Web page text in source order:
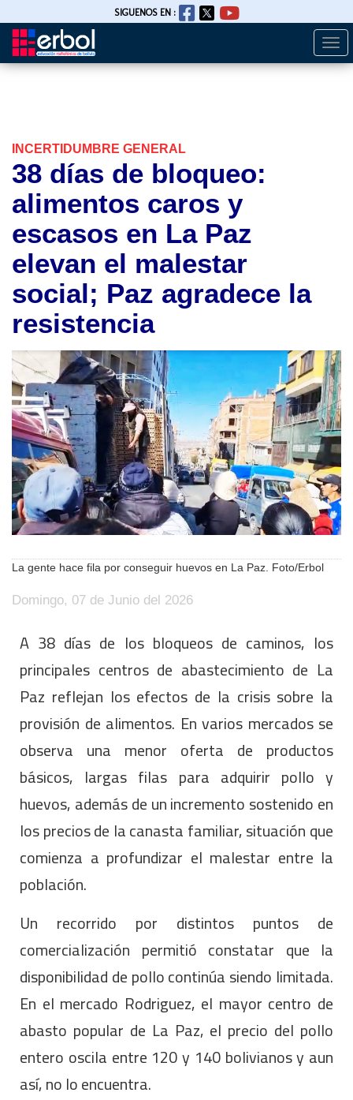
Pasar
SIGUENOS EN :
INCERTIDUMBRE GENERAL
38 días de bloqueo:
alimentos caros y
escasos en La Paz
elevan el malestar
social; Paz agradece la
resistencia
La gente hace fila por conseguir huevos en La Paz. Foto/Erbol
Domingo, 07 de Junio del 2026
A 38 días de los bloqueos de caminos, los
principales centros de abastecimiento de La
Paz reflejan los efectos de la crisis sobre la
provisión de alimentos. En varios mercados se
observa una menor oferta de productos
básicos, largas filas para adquirir pollo y
huevos, además de un incremento sostenido en
los precios de la canasta familiar, situación que
comienza a profundizar el malestar entre la
población.
Un recorrido por distintos puntos de
comercialización permitió constatar que la
disponibilidad de pollo continúa siendo limitada.
En el mercado Rodriguez, el mayor centro de
abasto popular de La Paz, el precio del pollo
entero oscila entre 120 y 140 bolivianos y aun
así, no lo encuentra.